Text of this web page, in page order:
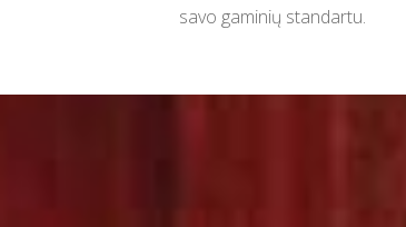
savo gaminių standartu.